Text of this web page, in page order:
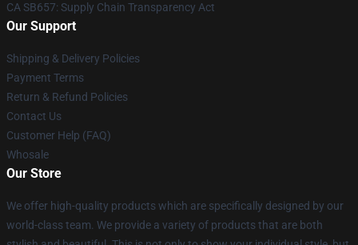
CA SB657: Supply Chain Transparency Act
Our Support
Shipping & Delivery Policies
Payment Terms
Return & Refund Policies
Contact Us
Customer Help (FAQ)
Whosale
Our Store
We offer high-quality products which are specifically designed by our
world-class team. We provide a variety of products that are both